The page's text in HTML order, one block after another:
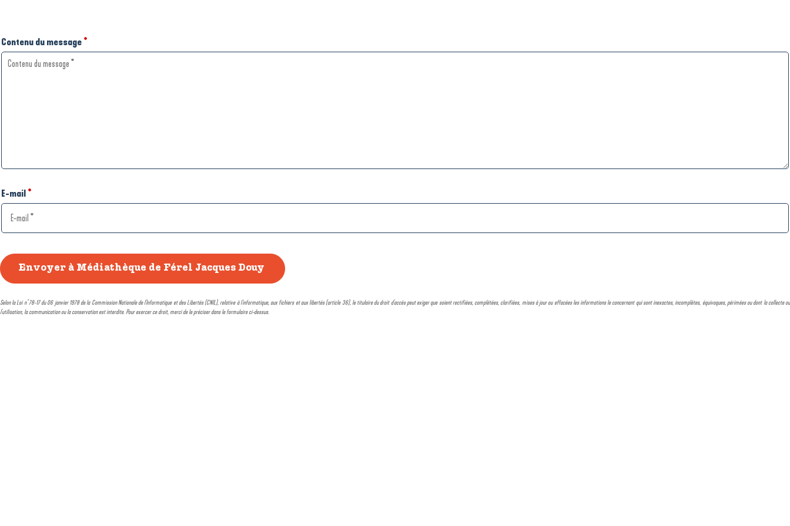
Contenu du message *
E-mail *
Selon la Loi n° 78-17 du 06 janvier 1978 de la Commission Nationale de l'Informatique et des Libertés (CNIL), relative à l'informatique, aux fichiers et aux libertés (article 36), le titulaire du droit d'accès peut exiger que soient rectifiées, complétées, clarifiées, mises à jour ou effacées les informations le concernant qui sont inexactes, incomplètes, équivoques, périmées ou dont la collecte ou
l'utilisation, la communication ou la conservation est interdite. Pour exercer ce droit, merci de le préciser dans le formulaire ci-dessus.